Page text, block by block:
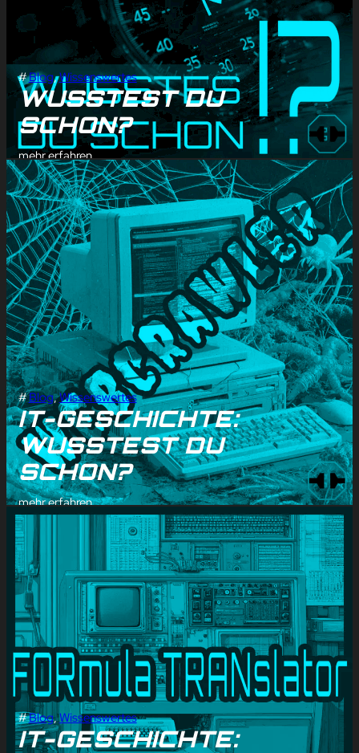
#Blog, Wissenswertes
WUSSTEST DU
SCHON?
mehr erfahren
#Blog, Wissenswertes
IT-GESCHICHTE:
WUSSTEST DU
SCHON?
mehr erfahren
#Blog, Wissenswertes
IT-GESCHICHTE: